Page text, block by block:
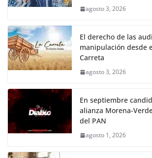
agosto 3, 2026
El derecho de las
manipulación desde
Carreta
agosto 3, 2026
En septiembre
alianza Morena-
del PAN
agosto 1, 2026